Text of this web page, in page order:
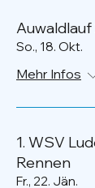
So., 18. Okt.
Mehr Infos
1. WSV
Rennen
Fr., 22. Jän.